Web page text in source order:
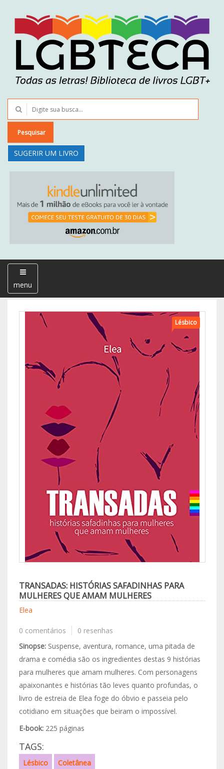
Pesquisar
SUGERIR UM LIVRO
menu
Lésbico
TRANSADAS: HISTÓRIAS SAFADINHAS PARA
MULHERES QUE AMAM MULHERES
Elea
0 comentários
0 resenhas
Sinopse:Suspense, aventura, romance, uma pitada de
drama e comédia são os ingredientes destas 9 histórias
para mulheres que amam mulheres. Com personagens
apaixonantes e histórias tão leves quanto profundas, o
livro de estreia de Elea foge do óbvio e passeia pelo
cotidiano em situações que beiram o impossível.
E-book:225 páginas
TAGS:
Lésbico Coletânea